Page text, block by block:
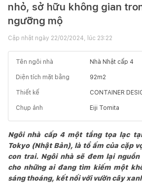
nhỏ, sở hữu không gian
ngưỡng mộ
Cập nhật ngày 22/02/2024, lúc 23:22
Tên ngôi nhà Nhà Nhật cấp 4
Diện tích mặt bằng 92m2
Thiết kế CONTAINER
Chụp ảnh Eiji Tomita
Ngôi nhà cấp 4 một tầng tọa lạc
Tokyo (Nhật Bản), là tổ ấm của cặp
con trai. Ngôi nhà sẽ đem lại
cho những ai đang tìm kiếm một
sáng thoáng, kết nối với vườn cây